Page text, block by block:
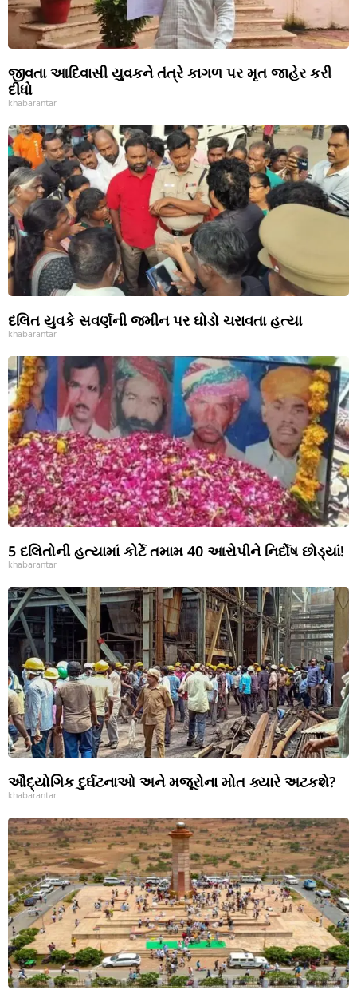
જીવતા આદિવાસી યુવકને તંત્રે કાગળ પર મૃત જાહેર કરી
દીધો
khabarantar
દલિત યુવકે સવર્ણની જમીન પર ઘોડો ચરાવતા હત્યા
khabarantar
5 દલિતોની હત્યામાં કોર્ટે તમામ 40 આરોપીને નિર્દોષ છોડ્યાં!
khabarantar
ઔદ્યોગિક દુર્ઘટનાઓ અને મજૂરોના મોત ક્યારે અટકશે?
khabarantar